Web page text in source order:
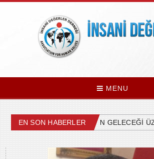
MENU
EN SON HABERLER
ÜLKEMİZDEKİ SİYASETİN GELECEĞİ